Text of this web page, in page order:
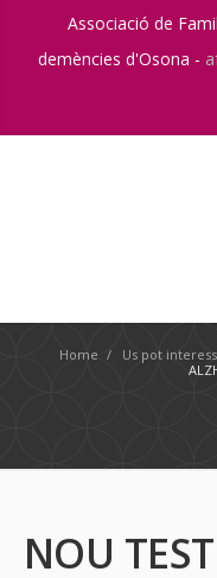
Associació de
demències d'Osona -
Home / Us pot
NOU